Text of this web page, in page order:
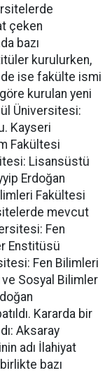
çeken
bazı
kurulurken,
ise fakülte ismi
kurulan yeni
Üniversitesi:
Kayseri
Fakültesi
Lisansüstü
Erdoğan
Fakültesi
mevcut
Fen
Enstitüsü
Fen Bilimleri
Sosyal Bilimler
Kararda bir
Aksaray
adı İlahiyat
bazı